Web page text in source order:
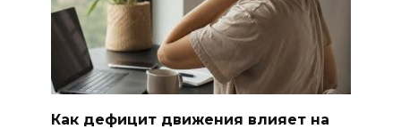
Как дефицит движения влияет на